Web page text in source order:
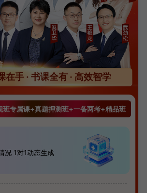
在手 · 书课全有 · 高效智学
班专属课+真题押测班+一备两考+精品班
况 1对1动态生成